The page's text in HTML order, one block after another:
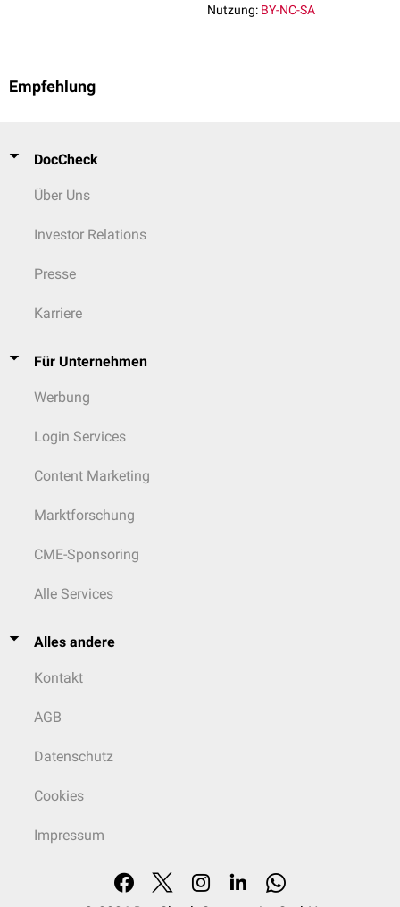
Nutzung: BY-NC-SA
Empfehlung
DocCheck
Über Uns
Investor Relations
Presse
Karriere
Für Unternehmen
Werbung
Login Services
Content Marketing
Marktforschung
CME-Sponsoring
Alle Services
Alles andere
Kontakt
AGB
Datenschutz
Cookies
Impressum